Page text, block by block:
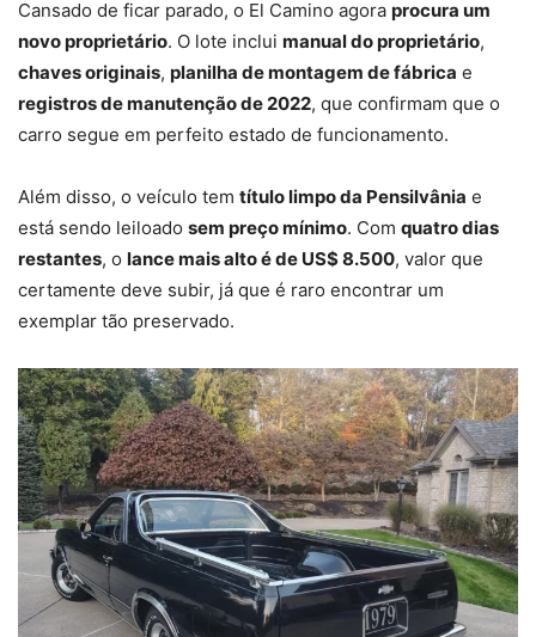
Cansado de ficar parado, o El Camino agora procura um
novo proprietário. O lote inclui manual do proprietário,
chaves originais, planilha de montagem de fábrica e
registros de manutenção de 2022, que confirmam que o
carro segue em perfeito estado de funcionamento.
Além disso, o veículo tem título limpo da Pensilvânia e
está sendo leiloado sem preço mínimo. Com quatro dias
restantes, o lance mais alto é de US$ 8.500, valor que
certamente deve subir, já que é raro encontrar um
exemplar tão preservado.